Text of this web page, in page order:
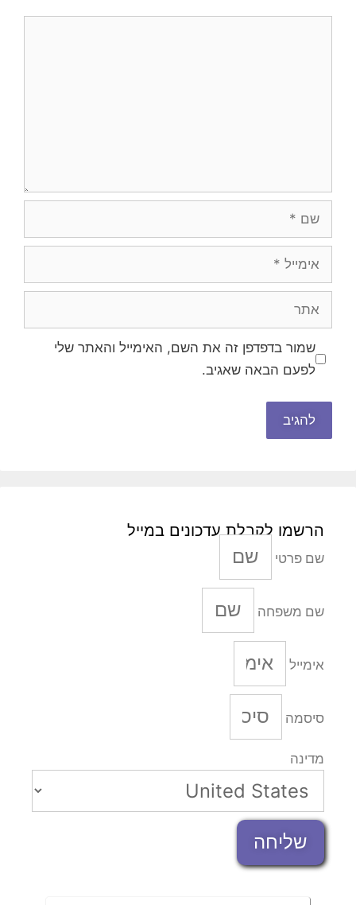
שמור בדפדפן זה את השם, האימייל והאתר שלי
לפעם הבאה שאגיב.
הרשמו לקבלת עדכונים במייל
שם פרטי
שם משפחה
אימייל
סיסמה
מדינה
שליחה